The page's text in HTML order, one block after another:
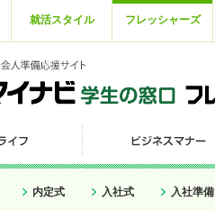
就活スタイル フレッシャーズ
内定式 入社式 入社準備